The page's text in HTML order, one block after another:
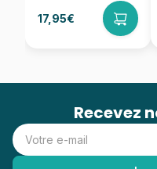
17,95€
Recevez